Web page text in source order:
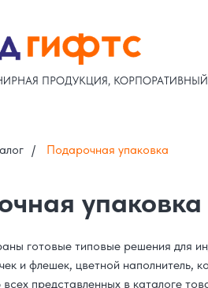
ПРОДУКЦИЯ,
/ Подарочная упаковка
упаковка
готовые типовые решения для
и флешек, цветной наполнитель,
представленных в каталоге